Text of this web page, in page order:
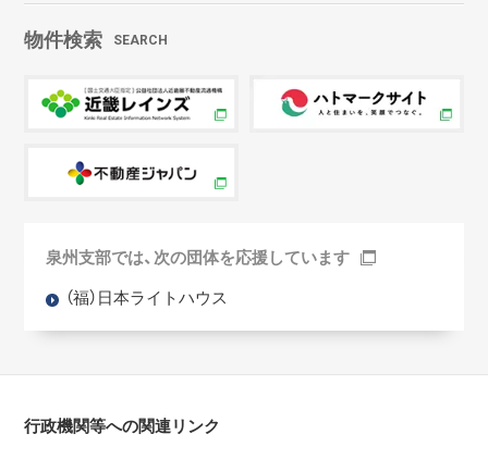
物件検索 SEARCH
泉州支部では、次の団体を応援しています
（福）日本ライトハウス
行政機関等への関連リンク